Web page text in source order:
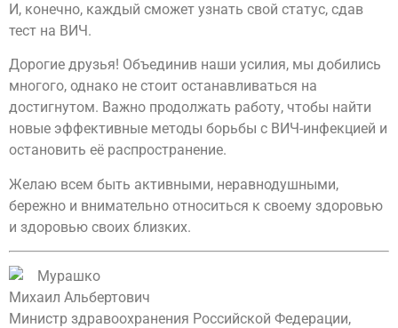
И, конечно, каждый сможет узнать свой статус, сдав
тест на ВИЧ.
Дорогие друзья! Объединив наши усилия, мы добились
многого, однако не стоит останавливаться на
достигнутом. Важно продолжать работу, чтобы найти
новые эффективные методы борьбы с ВИЧ-инфекцией и
остановить её распространение.
Желаю всем быть активными, неравнодушными,
бережно и внимательно относиться к своему здоровью
и здоровью своих близких.
Мурашко
Михаил Альбертович
Министр здравоохранения Российской Федерации,